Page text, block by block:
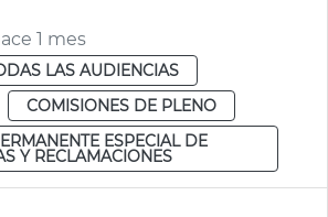
1 mes
LAS AUDIENCIAS
COMISIONES DE PLENO
ESPECIAL DE
Y RECLAMACIONES